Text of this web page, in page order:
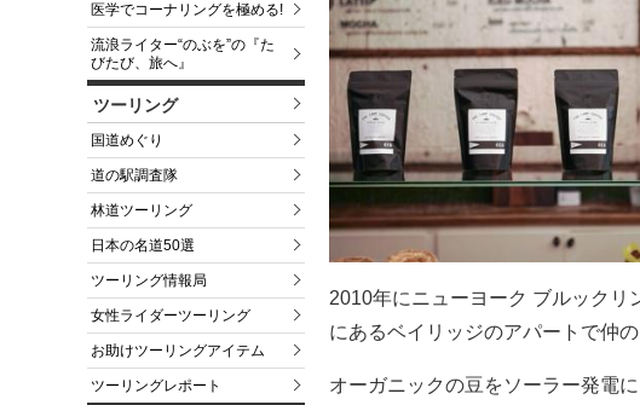
医学でコーナリングを極める!
流浪ライター“のぶを”の『た
びたび、旅へ』
ツーリング
国道めぐり
道の駅調査隊
林道ツーリング
日本の名道50選
ツーリング情報局
女性ライダーツーリング
お助けツーリングアイテム
ツーリングレポート
2010年にニューヨーク ブルックリ
にあるベイリッジのアパートで仲
オーガニックの豆をソーラー発電